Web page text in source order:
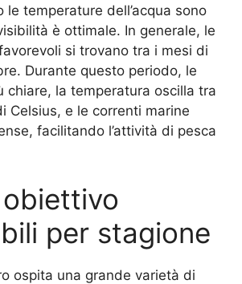
le temperature dell’acqua sono
è ottimale. In generale, le
si trovano tra i mesi di
Durante questo periodo, le
chiare, la temperatura oscilla tra
Celsius, e le correnti marine
facilitando l’attività di pesca
per stagione
ospita una grande varietà di